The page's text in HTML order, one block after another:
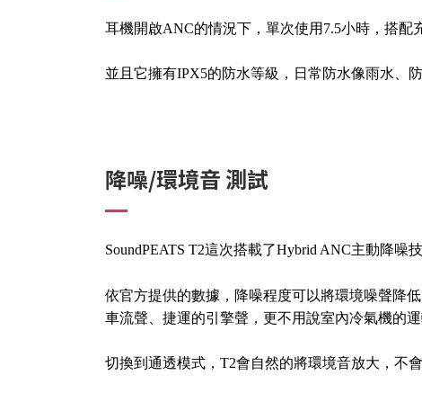
耳機開啟ANC的情況下，單次使用7.5小時，搭配
並且它擁有IPX5的防水等級，日常防水像雨水、
降噪/環境音 測試
SoundPEATS T2這次搭載了Hybrid ANC主動降噪
依官方提供的數據，降噪程度可以將環境噪聲降
車流聲、捷運的引擎聲，更不用說室內冷氣機的
切換到通透模式，T2會自然的將環境音放大，不